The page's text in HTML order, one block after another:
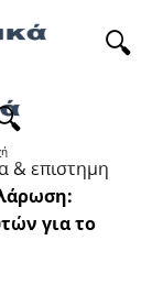
& επιστημη
για το
🔍